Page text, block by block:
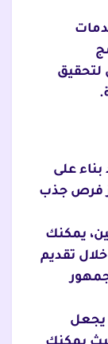
لتحقيق
على
فرص جذب
يمكنك
تقديم
يجعل